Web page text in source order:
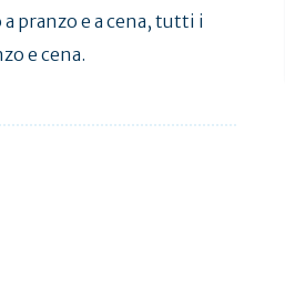
pranzo e a cena, tutti i
e cena.